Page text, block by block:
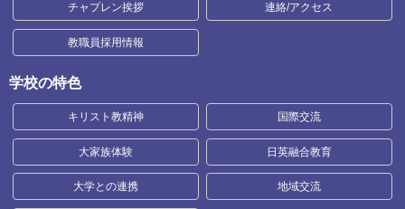
チャプレン挨拶 連絡/アクセス
教職員採用情報
学校の特色
キリスト教精神 国際交流
大家族体験 日英融合教育
大学との連携 地域交流